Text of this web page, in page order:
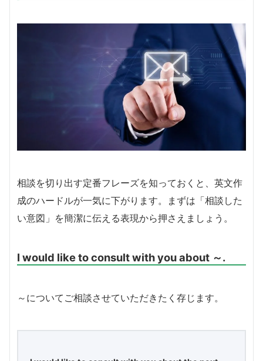
相談を切り出す定番フレーズを知っておくと、英文作
成のハードルが一気に下がります。まずは「相談した
い意図」を簡潔に伝える表現から押さえましょう。
I would like to consult with you about ～.
～についてご相談させていただきたく存じます。